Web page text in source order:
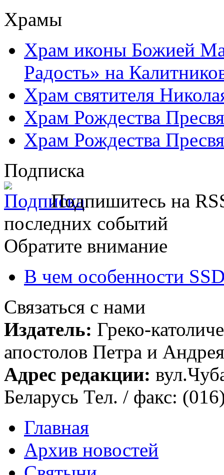
Храмы
Храм иконы Божией
Радость» на
Храм святителя
Храм Рождества
Храм Рождества
Подписка
Подпишитесь на
последних событий
Обратите внимание
В чем особенности
Связаться с нами
Издатель: Греко-
апостолов Петра и
Адрес редакции:
Беларусь Тел. / факс:
Главная
Архив новостей